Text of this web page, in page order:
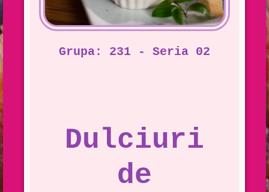
Grupa: 231 - Seria 02
Dulciuri
de